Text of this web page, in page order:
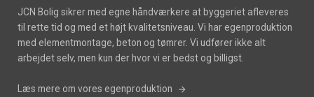
JCN Bolig sikrer med egne håndværkere at byggeriet afleveres
til rette tid og med et højt kvalitetsniveau. Vi har egenproduktion
med elementmontage, beton og tømrer. Vi udfører ikke alt
arbejdet selv, men kun der hvor vi er bedst og billigst.
Læs mere om vores egenproduktion